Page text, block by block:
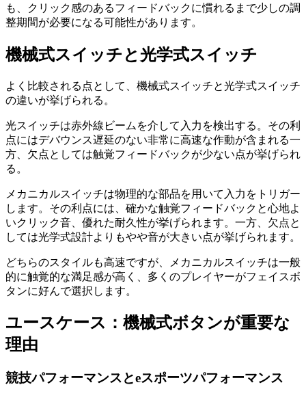
も、クリック感のあるフィードバックに慣れるまで少しの調
整期間が必要になる可能性があります。
機械式スイッチと光学式スイッチ
よく比較される点として、機械式スイッチと光学式スイッチ
の違いが挙げられる。
光スイッチは赤外線ビームを介して入力を検出する。その利
点にはデバウンス遅延のない非常に高速な作動が含まれる一
方、欠点としては触覚フィードバックが少ない点が挙げられ
る。
メカニカルスイッチは物理的な部品を用いて入力をトリガー
します。その利点には、確かな触覚フィードバックと心地よ
いクリック音、優れた耐久性が挙げられます。一方、欠点と
しては光学式設計よりもやや音が大きい点が挙げられます。
どちらのスタイルも高速ですが、メカニカルスイッチは一般
的に触覚的な満足感が高く、多くのプレイヤーがフェイスボ
タンに好んで選択します。
ユースケース：機械式ボタンが重要な
理由
競技パフォーマンスとeスポーツパフォーマンス